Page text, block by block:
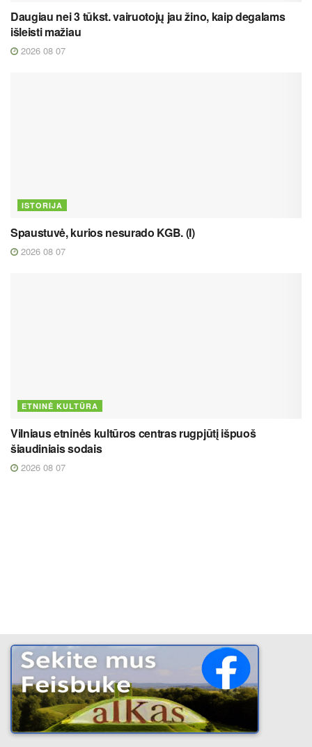
Daugiau nei 3 tūkst. vairuotojų jau žino, kaip degalams
išleisti mažiau
2026 08 07
ISTORIJA
Spaustuvė, kurios nesurado KGB. (I)
2026 08 07
ETNINĖ KULTŪRA
Vilniaus etninės kultūros centras rugpjūtį išpuoš
šiaudiniais sodais
2026 08 07